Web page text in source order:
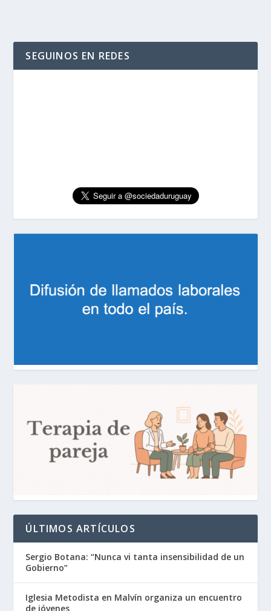
SEGUINOS EN REDES
ÚLTIMOS ARTÍCULOS
Sergio Botana: “Nunca vi tanta insensibilidad de un
Gobierno”
Iglesia Metodista en Malvín organiza un encuentro
de jóvenes